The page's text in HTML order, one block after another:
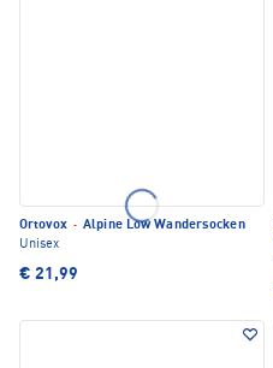
Ortovox · Alpine Low Wandersocken
Unisex
€ 21,99